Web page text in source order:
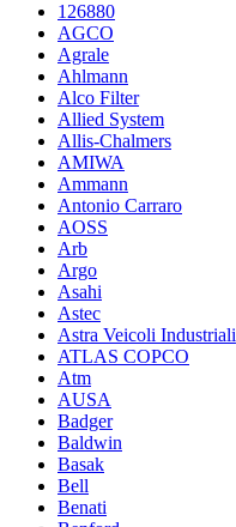
126880
AGCO
Agrale
Ahlmann
Alco Filter
Allied System
Allis-Chalmers
AMIWA
Ammann
Antonio Carraro
AOSS
Arb
Argo
Asahi
Astec
Astra Veicoli Industriali
ATLAS COPCO
Atm
AUSA
Badger
Baldwin
Basak
Bell
Benati